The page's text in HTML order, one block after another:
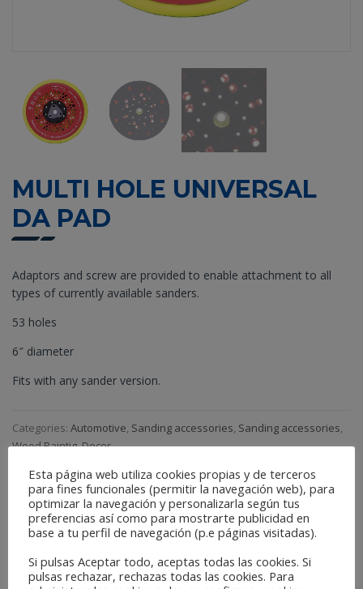
MULTI HOLE UNIVERSAL
DA PAD
Adaptors and screw are provided to enable attachment to all
types of currently available sanders.
53 holes
6″ diameter
Fits with any sander version.
Categories: Automotive, Sanding accessories, Sanding accessories,
Wood Paintig, Decor
DESCRIPTION
P53
Esta página web utiliza cookies propias y de terceros
para fines funcionales (permitir la navegación web), para
optimizar la navegación y personalizarla según tus
preferencias así como para mostrarte publicidad en
base a tu perfil de navegación (p.e páginas visitadas).
Si pulsas Aceptar todo, aceptas todas las cookies. Si
pulsas rechazar, rechazas todas las cookies. Para